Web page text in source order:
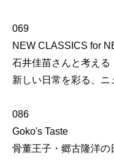
069
NEW CLASSICS for
石井佳苗さんと考える
新しい日常を彩る、ニ
086
Goko's Taste
骨董王子・郷古隆洋の